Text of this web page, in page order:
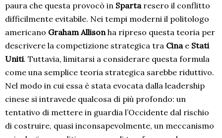
paura che questa provocò in Spartaresero il conflitto
difficilmente evitabile. Nei tempi moderni il politologo
americano Graham Allisonha ripreso questa teoria per
descrivere la competizione strategica tra Cinae Stati
Uniti. Tuttavia, limitarsi a considerare questa formula
come una semplice teoria strategica sarebbe riduttivo.
Nel modo in cui essa è stata evocata dalla leadership
cinese si intravede qualcosa di più profondo: un
tentativo di mettere in guardia l’Occidente dal rischio
di costruire, quasi inconsapevolmente, un meccanismo